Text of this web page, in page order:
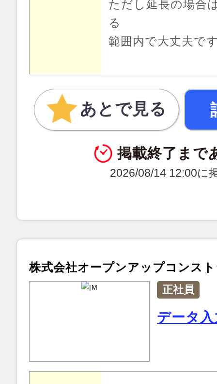
ただし延長の場合
る
範囲内で大丈夫で
あとで見る
掲載終了まで
2026/08/14 12:00に
株式会社オープンアップコンス
正社員
データ